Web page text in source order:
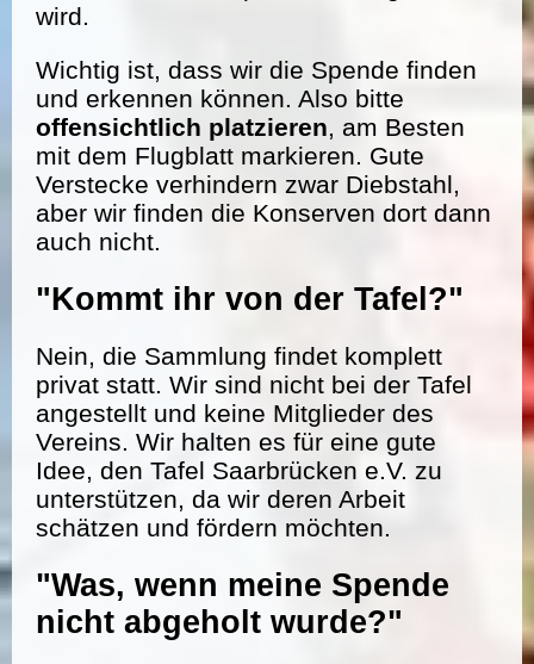
wird.
Wichtig ist, dass wir die Spende finden
und erkennen können. Also bitte
offensichtlich platzieren, am Besten
mit dem Flugblatt markieren. Gute
Verstecke verhindern zwar Diebstahl,
aber wir finden die Konserven dort dann
auch nicht.
"Kommt ihr von der Tafel?"
Nein, die Sammlung findet komplett
privat statt. Wir sind nicht bei der Tafel
angestellt und keine Mitglieder des
Vereins. Wir halten es für eine gute
Idee, den Tafel Saarbrücken e.V. zu
unterstützen, da wir deren Arbeit
schätzen und fördern möchten.
"Was, wenn meine Spende
nicht abgeholt wurde?"